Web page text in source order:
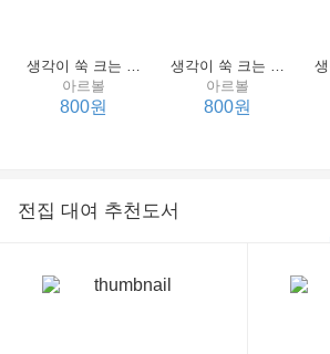
생각이 쑥 크는 세계 명작 4 : 언어 편
아르볼
800원
생각이 쑥 크는 세계 명작 3 : 언어 편
아르볼
800원
전집 대여 추천도서